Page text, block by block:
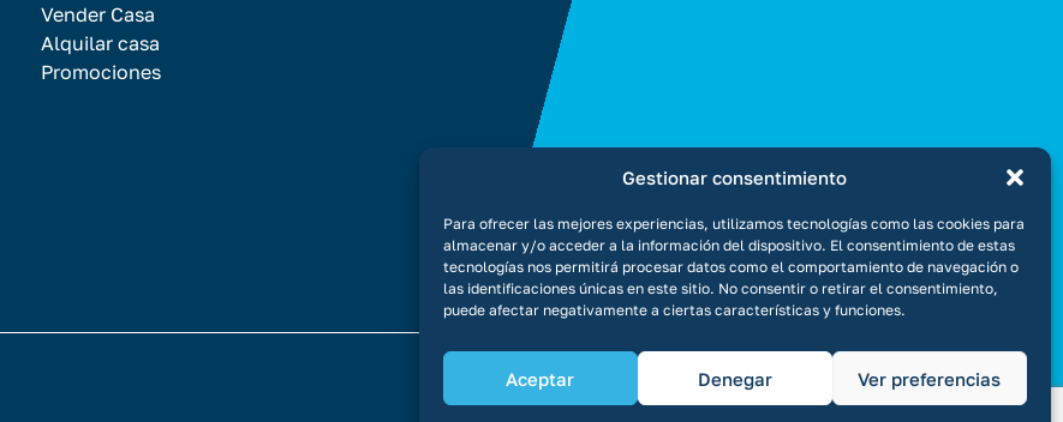
Gestionar consentimiento
Para ofrecer las mejores experiencias, utilizamos tecnologías como las cookies para
almacenar y/o acceder a la información del dispositivo. El consentimiento de estas
tecnologías nos permitirá procesar datos como el comportamiento de navegación o
las identificaciones únicas en este sitio. No consentir o retirar el consentimiento,
puede afectar negativamente a ciertas características y funciones.
Aceptar Denegar Ver preferencias
Vender Casa
Alquilar casa
Promociones
Aviso legalPolítica de privacidadPolítica de cookiesCanal Ético